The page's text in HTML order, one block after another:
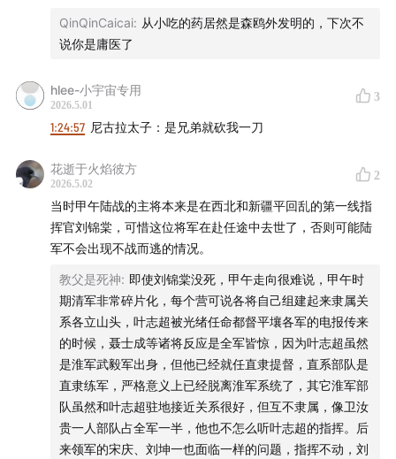
02:00:29战时在华潜伏者的不同结局
声音设计 hotair
节目统筹 禾放
节目运营 小米粒
节目制作 思钊 Yo
logo设计 蛋花
- 本节目由JustPod出品 © 2026 上海斛律网络科技有限
- 互动方式 -
微博：@忽左忽右leftright @播客一下 @JustPod
QinQinCaicai: 从小吃的药居然是森鸥外发明的，下次不
说你是庸医了
hlee-小宇宙专用
2026.5.01
3
1:24:57 尼古拉太子：是兄弟就砍我一刀
花逝于火焰彼方
2026.5.02
2
当时甲午陆战的主将本来是在西北和新疆平回乱的第一线指
挥官刘锦棠，可惜这位将军在赴任途中去世了，否则可能陆
军不会出现不战而逃的情况。
教父是死神: 即使刘锦棠没死，甲午走向很难说，甲午时
期清军非常碎片化，每个营可说各将自己组建起来隶属关
系各立山头，叶志超被光绪任命都督平壤各军的电报传来
的时候，聂士成等诸将反应是全军皆惊，因为叶志超虽然
是淮军武毅军出身，但他已经就任直隶提督，直系部队是
直隶练军，严格意义上已经脱离淮军系统了，其它淮军部
队虽然和叶志超驻地接近关系很好，但互不隶属，像卫汝
贵一人部队占全军一半，他也不怎么听叶志超的指挥。后
来领军的宋庆、刘坤一也面临一样的问题，指挥不动，刘